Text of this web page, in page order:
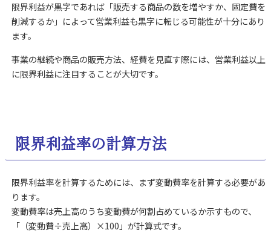
限界利益が黒字であれば「販売する商品の数を増やすか、固定費を
削減するか」によって営業利益も黒字に転じる可能性が十分にあり
ます。
事業の継続や商品の販売方法、経費を見直す際には、営業利益以上
に限界利益に注目することが大切です。
限界利益率の計算方法
限界利益率を計算するためには、まず変動費率を計算する必要があ
ります。
変動費率は売上高のうち変動費が何割占めているか示すもので、
「（変動費÷売上高）×100」が計算式です。